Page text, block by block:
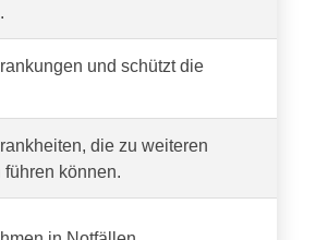
und schützt die
die zu weiteren
können.